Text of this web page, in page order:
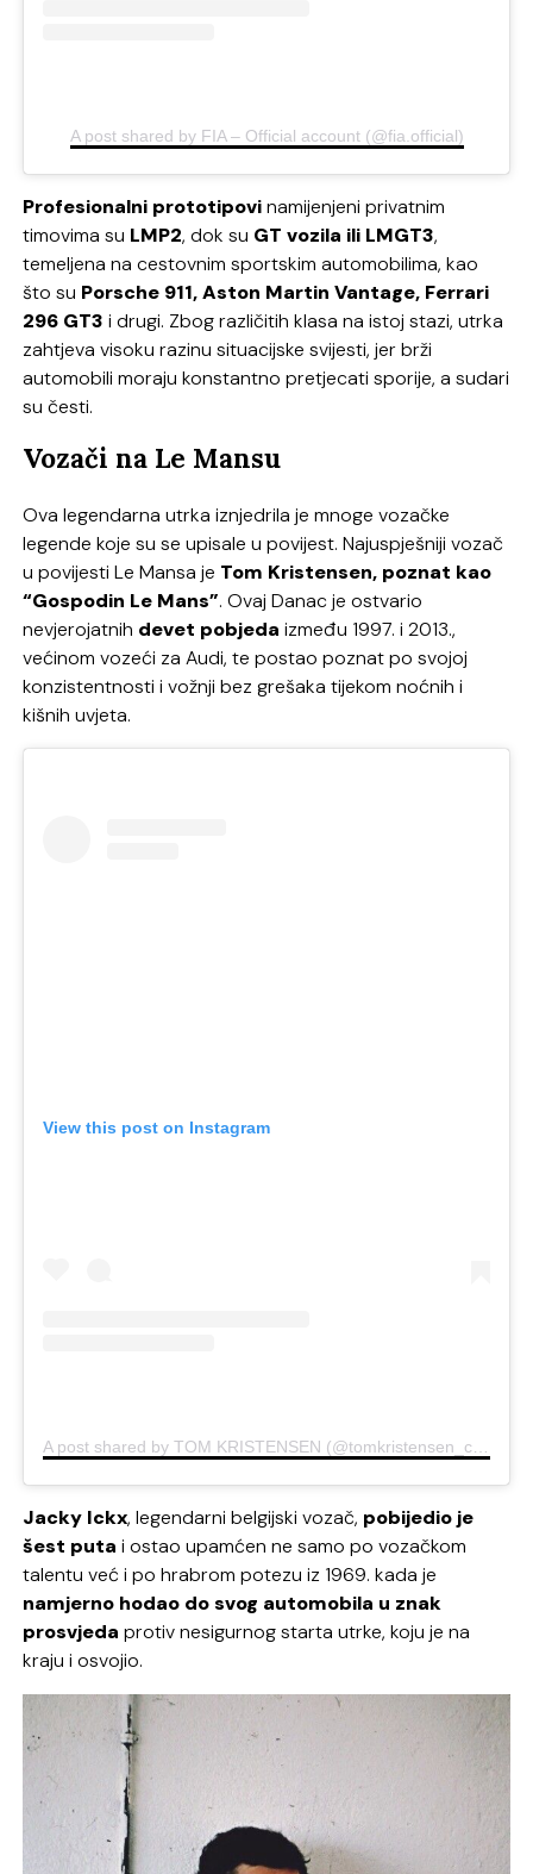
A post shared by FIA – Official account (@fia.official)
Profesionalni prototipovinamijenjeni privatnim
timovima su LMP2, dok su GT vozila ili LMGT3,
temeljena na cestovnim sportskim automobilima, kao
što su Porsche 911, Aston Martin Vantage, Ferrari
296 GT3 i drugi. Zbog različitih klasa na istoj stazi, utrka
zahtjeva visoku razinu situacijske svijesti, jer brži
automobili moraju konstantno pretjecati sporije, a sudari
su česti.
Vozači na Le Mansu
Ova legendarna utrka iznjedrila je mnoge vozačke
legende koje su se upisale u povijest. Najuspješniji vozač
u povijesti Le Mansa je Tom Kristensen, poznat kao
“Gospodin Le Mans”. Ovaj Danac je ostvario
nevjerojatnih devet pobjeda između 1997. i 2013.,
većinom vozeći za Audi, te postao poznat po svojoj
konzistentnosti i vožnji bez grešaka tijekom noćnih i
kišnih uvjeta.
View this post on Instagram
A post shared by TOM KRISTENSEN (@tomkristensen_com)
Jacky Ickx, legendarni belgijski vozač, pobijedio je
šest puta i ostao upamćen ne samo po vozačkom
talentu već i po hrabrom potezu iz 1969. kada je
namjerno hodao do svog automobila u znak
prosvjeda protiv nesigurnog starta utrke, koju je na
kraju i osvojio.